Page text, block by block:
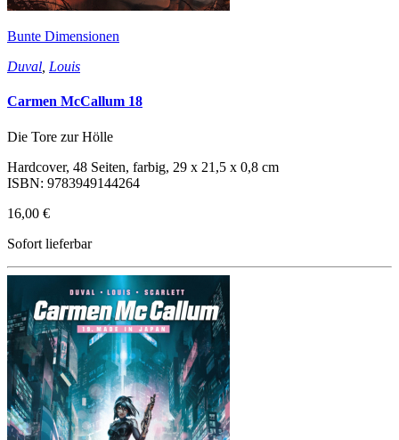
Bunte Dimensionen
Duval Louis
Carmen McCallum 18
Die Tore zur Hölle
Hardcover, 48 Seiten, farbig, 29 x 21,5 x 0,8 cm
ISBN: 9783949144264
16,00 €
Sofort lieferbar